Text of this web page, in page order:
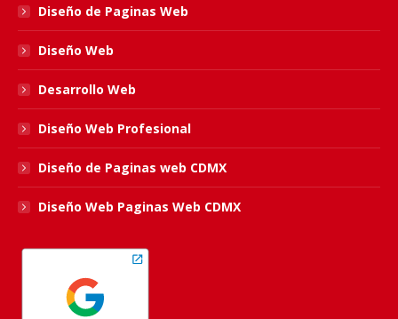
windowwindowwindowwindow
Diseño de Paginas Web
Diseño Web
Desarrollo Web
Diseño Web Profesional
Diseño de Paginas web CDMX
Diseño Web Paginas Web CDMX